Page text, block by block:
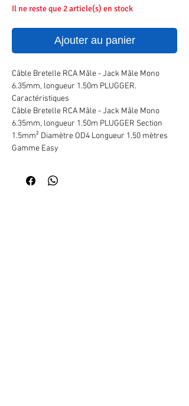
Il ne reste que 2 article(s) en stock
Ajouter au panier
Câble Bretelle RCA Mâle - Jack Mâle Mono
6.35mm, longueur 1.50m PLUGGER.
Caractéristiques
Câble Bretelle RCA Mâle - Jack Mâle Mono
6.35mm, longueur 1.50m PLUGGER Section
1.5mm² Diamètre OD4 Longueur 1.50 mètres
Gamme Easy